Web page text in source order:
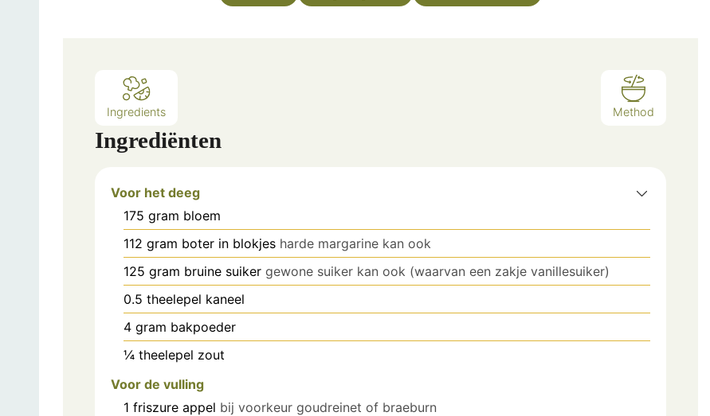
Ingredients Method
Ingrediënten
Voor het deeg
175 gram bloem
112 gram boter in blokjes harde margarine kan ook
125 gram bruine suiker gewone suiker kan ook (waarvan een zakje vanillesuiker)
0.5 theelepel kaneel
4 gram bakpoeder
¼ theelepel zout
Voor de vulling
1 friszure appel bij voorkeur goudreinet of braeburn